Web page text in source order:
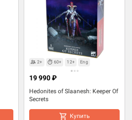
2+ 60+ 12+ Eng
Hedonites of Slaanesh: Keeper Of
Secrets
19 990 ₽
Купить